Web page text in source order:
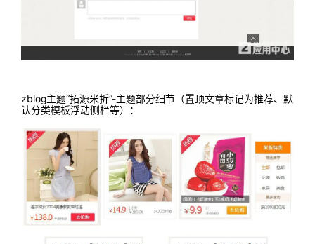
zblog主题“拓源米折”-主题部分细节（置顶文章标记为推荐、默
认分类模板浮动侧栏等）：